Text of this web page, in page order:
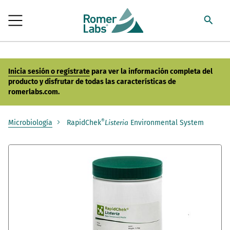
Inicia sesión o regístratepara ver la información completa del
producto y disfrutar de todas las características de
romerlabs.com.
Microbiología RapidChek®Listeria Environmental System
Saltar